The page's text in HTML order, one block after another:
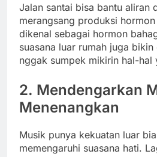
Jalan santai bisa bantu aliran
merangsang produksi
dikenal sebagai hormon
suasana luar rumah juga
nggak sumpek mikirin hal-hal
2. Mendengarkan
Menenangkan
Musik punya kekuatan luar
memengaruhi suasana hati.